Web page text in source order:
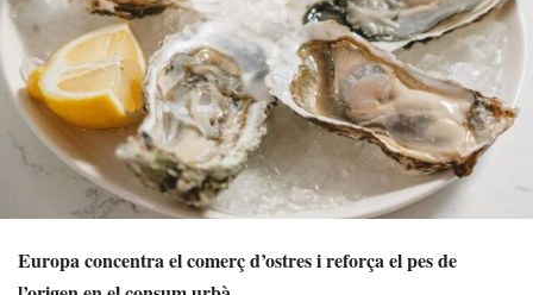
Europa concentra el comerç d’ostres i reforça el pes de